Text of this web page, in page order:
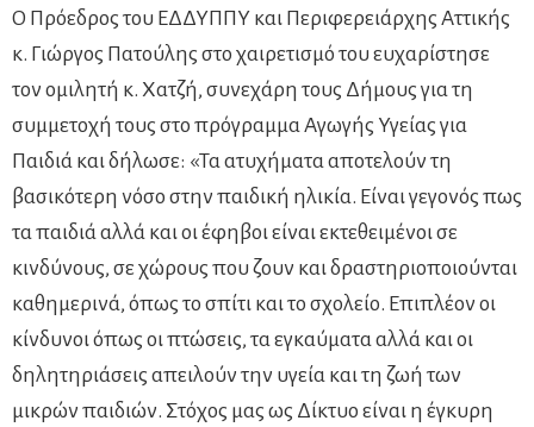
Ο Πρόεδρος του ΕΔΔΥΠΠΥ και Περιφερειάρχης Αττικής
κ. Γιώργος Πατούλης στο χαιρετισμό του ευχαρίστησε
τον ομιλητή κ. Χατζή, συνεχάρη τους Δήμους για τη
συμμετοχή τους στο πρόγραμμα Αγωγής Υγείας για
Παιδιά και δήλωσε: «Τα ατυχήματα αποτελούν τη
βασικότερη νόσο στην παιδική ηλικία. Είναι γεγονός πως
τα παιδιά αλλά και οι έφηβοι είναι εκτεθειμένοι σε
κινδύνους, σε χώρους που ζουν και δραστηριοποιούνται
καθημερινά, όπως το σπίτι και το σχολείο. Επιπλέον οι
κίνδυνοι όπως οι πτώσεις, τα εγκαύματα αλλά και οι
δηλητηριάσεις απειλούν την υγεία και τη ζωή των
μικρών παιδιών. Στόχος μας ως Δίκτυο είναι η έγκυρη